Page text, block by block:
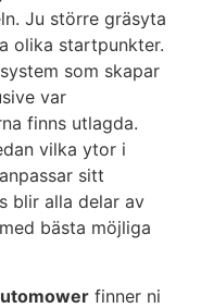
Ju större gräsyta
olika startpunkter.
som skapar
var
finns utlagda.
vilka ytor i
sitt
blir alla delar av
bästa möjliga
finner ni